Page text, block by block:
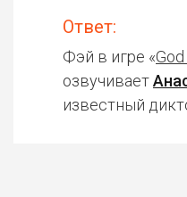
Ответ:
Фэй в игре «
озвучивает
известный